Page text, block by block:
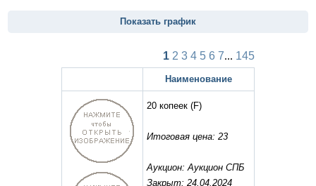
Показать график
1 2 3 4 5 6 7... 145
Наименование
20 копеек (F)
Итоговая цена: 23
Аукцион: Аукцион СПБ
Закрыт: 24.04.2024